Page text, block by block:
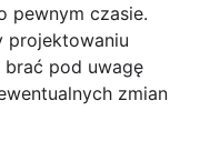
pewnym czasie.
projektowaniu
brać pod uwagę
zmian